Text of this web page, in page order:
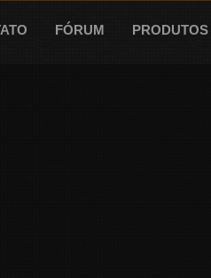
FÓRUM PRODUTOS